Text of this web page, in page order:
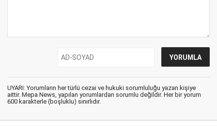
UYARI: Yorumların her türlü cezai ve hukuki sorumluluğu yazan kişiye
aittir. Mepa News, yapılan yorumlardan sorumlu değildir. Her bir yorum
600 karakterle (boşluklu) sınırlıdır.